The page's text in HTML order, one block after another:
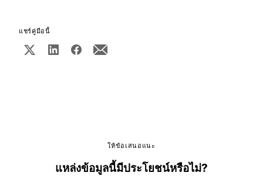
แชร์คู่มือนี้
ให้ข้อเสนอแนะ
แหล่งข้อมูลนี้มีประโยชน์หรือไม่?